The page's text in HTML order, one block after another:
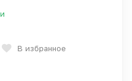
В избранное